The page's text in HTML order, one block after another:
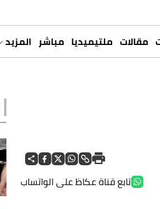
مقالات ملتيميديا مباشر المزيد
تابع قناة عكاظ على الواتساب